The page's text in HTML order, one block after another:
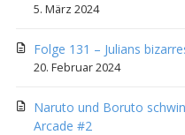
5. März 2024
Folge 131 – Julians
20. Februar 2024
Naruto und Boruto
Arcade #2